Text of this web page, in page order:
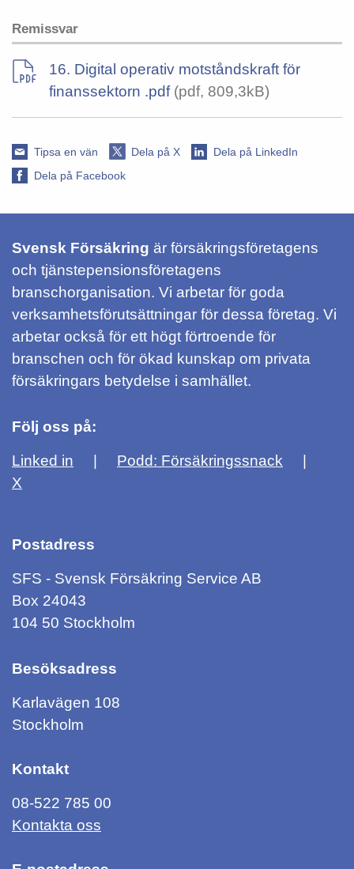
Remissvar
16. Digital operativ motståndskraft för
finanssektorn .pdf(pdf, 809,3kB)
Tipsa en vän Dela på X
Dela på LinkedIn
Dela på Facebook
Svensk Försäkring är försäkringsföretagens
och tjänstepensionsföretagens
branschorganisation. Vi arbetar för goda
verksamhetsförutsättningar för dessa företag. Vi
arbetar också för ett högt förtroende för
branschen och för ökad kunskap om privata
försäkringars betydelse i samhället.
Följ oss på:
Linked in
Podd: Försäkringssnack
X
Postadress
SFS - Svensk Försäkring Service AB
Box 24043
104 50 Stockholm
Besöksadress
Karlavägen 108
Stockholm
Kontakt
08-522 785 00
Kontakta oss